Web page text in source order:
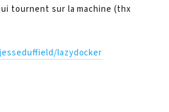
tournent sur la machine (thx
lazydocker